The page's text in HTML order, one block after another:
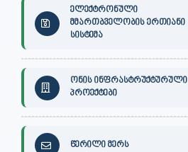
ელექტრონული
მმართბველობის ერთიანი
სისტემა
ონის ინფრასტრუქტურული
პროექტები
წერილი მერს